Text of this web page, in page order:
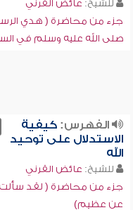
للشيخ: عائض القرني
جزء من محاضرة ( هدي
صلى الله عليه وسلم في
الفهرس:كيفية
الاستدلال على توحيد
الله
للشيخ: عائض القرني
جزء من محاضرة ( لقد سألت
عن عظيم)